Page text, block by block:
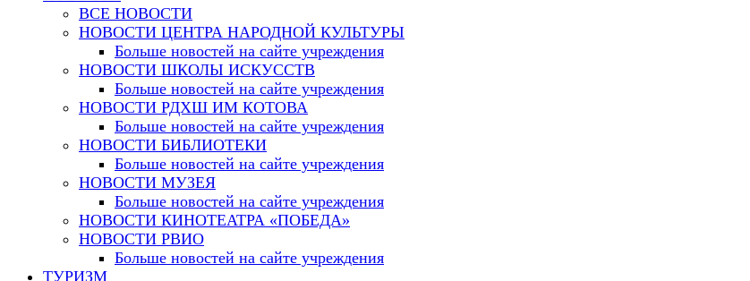
ВСЕ НОВОСТИ
НОВОСТИ ЦЕНТРА НАРОДНОЙ КУЛЬТУРЫ
Больше новостей на сайте учреждения
НОВОСТИ ШКОЛЫ ИСКУССТВ
Больше новостей на сайте учреждения
НОВОСТИ РДХШ ИМ КОТОВА
Больше новостей на сайте учреждения
НОВОСТИ БИБЛИОТЕКИ
Больше новостей на сайте учреждения
НОВОСТИ МУЗЕЯ
Больше новостей на сайте учреждения
НОВОСТИ КИНОТЕАТРА «ПОБЕДА»
НОВОСТИ РВИО
Больше новостей на сайте учреждения
ТУРИЗМ